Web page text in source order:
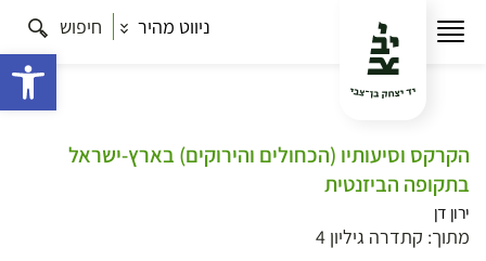
ניווט מהיר חיפוש
הקרקס וסיעותיו (הכחולים והירוקים) בארץ-ישראל
בתקופה הביזנטית
ירון דן
מתוך: קתדרה גיליון 4